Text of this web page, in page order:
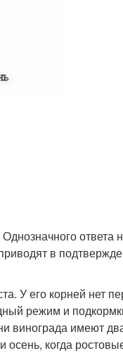
ответа
в
У его корней нет
режим и
винограда имеют
осень, когда